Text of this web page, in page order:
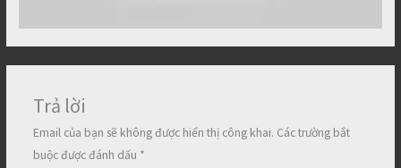
Trả lời
Email của bạn sẽ không được hiển thị công khai. Các trường bắt
buộc được đánh dấu *